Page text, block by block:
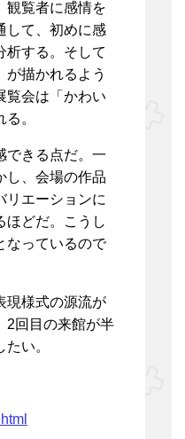
観覧者に感情を
して、初めに感
析する。そして
描かれるよう
覧会は「かわい
。
できる点だ。一
し、会場の作品
リエーションに
ほどだ。こうし
なっているので
現様式の源流が
2回目の来館が半
い。